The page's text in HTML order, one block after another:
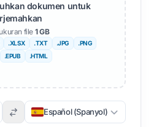
dokumen untuk
file 1 GB
.XLSX .TXT .JPG
.PNG
.EPUB .HTML
Español (Spanyol)